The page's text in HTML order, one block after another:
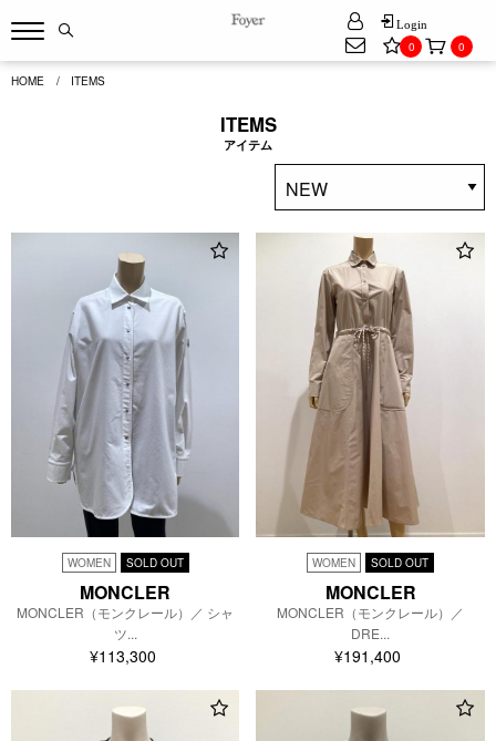
Login
0 0
HOME ITEMS
ITEMS
アイテム
WOMEN SOLD OUT
MONCLER
MONCLER（モンクレール）／ シャ
ツ...
¥113,300
WOMEN SOLD OUT
MONCLER
MONCLER（モンクレール）／
DRE...
¥191,400